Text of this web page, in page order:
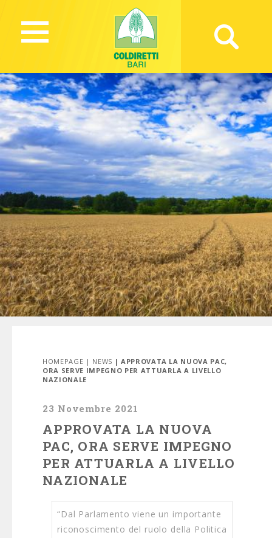
HOMEPAGE | NEWS | APPROVATA LA NUOVA PAC,
ORA SERVE IMPEGNO PER ATTUARLA A LIVELLO
NAZIONALE
23 Novembre 2021
APPROVATA LA NUOVA
PAC, ORA SERVE IMPEGNO
PER ATTUARLA A LIVELLO
NAZIONALE
“Dal Parlamento viene un importante
riconoscimento del ruolo della Politica